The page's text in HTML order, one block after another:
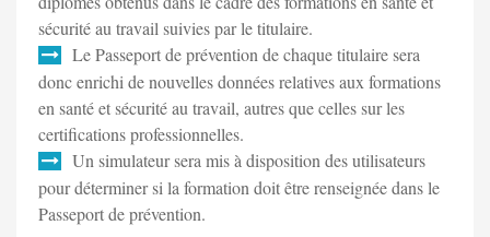
sécurité au travail suivies par le titulaire.
Le Passeport de prévention de chaque titulaire sera
donc enrichi de nouvelles données relatives aux formations
en santé et sécurité au travail, autres que celles sur les
certifications professionnelles.
Un simulateur sera mis à disposition des utilisateurs
pour déterminer si la formation doit être renseignée dans le
Passeport de prévention.